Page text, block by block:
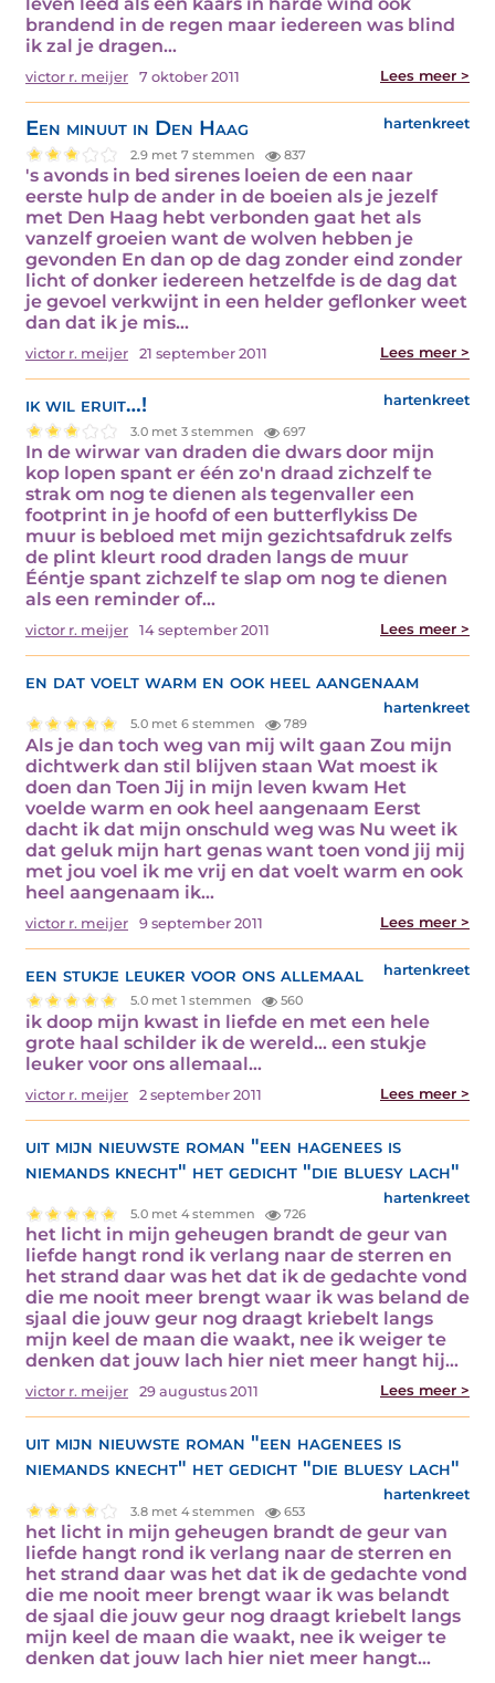
leven leed als een kaars in harde wind ook
brandend in de regen maar iedereen was blind
ik zal je dragen…
victor r. meijer 7 oktober 2011 Lees meer >
Een minuut in Den Haag hartenkreet
2.9 met 7 stemmen 837
's avonds in bed sirenes loeien de een naar
eerste hulp de ander in de boeien als je jezelf
met Den Haag hebt verbonden gaat het als
vanzelf groeien want de wolven hebben je
gevonden En dan op de dag zonder eind zonder
licht of donker iedereen hetzelfde is de dag dat
je gevoel verkwijnt in een helder geflonker weet
dan dat ik je mis…
victor r. meijer 21 september 2011 Lees meer >
ik wil eruit…! hartenkreet
3.0 met 3 stemmen 697
In de wirwar van draden die dwars door mijn
kop lopen spant er één zo'n draad zichzelf te
strak om nog te dienen als tegenvaller een
footprint in je hoofd of een butterflykiss De
muur is bebloed met mijn gezichtsafdruk zelfs
de plint kleurt rood draden langs de muur
Ééntje spant zichzelf te slap om nog te dienen
als een reminder of…
victor r. meijer 14 september 2011 Lees meer >
en dat voelt warm en ook heel aangenaam
hartenkreet
5.0 met 6 stemmen 789
Als je dan toch weg van mij wilt gaan Zou mijn
dichtwerk dan stil blijven staan Wat moest ik
doen dan Toen Jij in mijn leven kwam Het
voelde warm en ook heel aangenaam Eerst
dacht ik dat mijn onschuld weg was Nu weet ik
dat geluk mijn hart genas want toen vond jij mij
met jou voel ik me vrij en dat voelt warm en ook
heel aangenaam ik…
victor r. meijer 9 september 2011 Lees meer >
een stukje leuker voor ons allemaal hartenkreet
5.0 met 1 stemmen 560
ik doop mijn kwast in liefde en met een hele
grote haal schilder ik de wereld… een stukje
leuker voor ons allemaal…
victor r. meijer 2 september 2011 Lees meer >
uit mijn nieuwste roman "een hagenees is
niemands knecht" het gedicht "die bluesy lach"
hartenkreet
5.0 met 4 stemmen 726
het licht in mijn geheugen brandt de geur van
liefde hangt rond ik verlang naar de sterren en
het strand daar was het dat ik de gedachte vond
die me nooit meer brengt waar ik was beland de
sjaal die jouw geur nog draagt kriebelt langs
mijn keel de maan die waakt, nee ik weiger te
denken dat jouw lach hier niet meer hangt hij…
victor r. meijer 29 augustus 2011 Lees meer >
uit mijn nieuwste roman "een hagenees is
niemands knecht" het gedicht "die bluesy lach"
hartenkreet
3.8 met 4 stemmen 653
het licht in mijn geheugen brandt de geur van
liefde hangt rond ik verlang naar de sterren en
het strand daar was het dat ik de gedachte vond
die me nooit meer brengt waar ik was belandt
de sjaal die jouw geur nog draagt kriebelt langs
mijn keel de maan die waakt, nee ik weiger te
denken dat jouw lach hier niet meer hangt…